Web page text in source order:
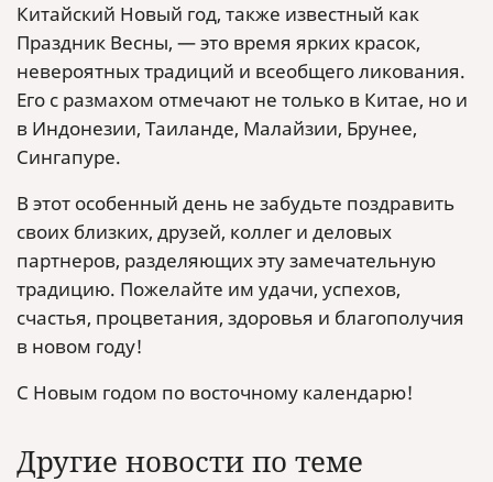
Китайский Новый год, также известный как
Праздник Весны, — это время ярких красок,
невероятных традиций и всеобщего ликования.
Его с размахом отмечают не только в Китае, но и
в Индонезии, Таиланде, Малайзии, Брунее,
Сингапуре.
В этот особенный день не забудьте поздравить
своих близких, друзей, коллег и деловых
партнеров, разделяющих эту замечательную
традицию. Пожелайте им удачи, успехов,
счастья, процветания, здоровья и благополучия
в новом году!
С Новым годом по восточному календарю!
Другие новости по теме